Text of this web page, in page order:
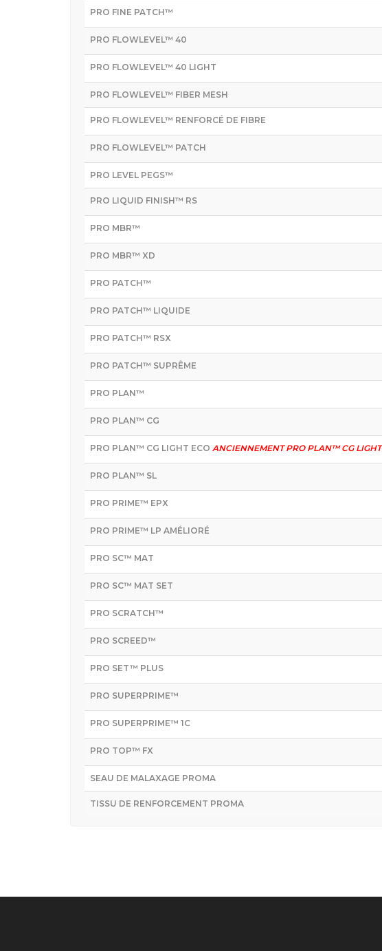
PRO FINE PATCH™
PRO FLOWLEVEL™ 40
PRO FLOWLEVEL™ 40 LIGHT
PRO FLOWLEVEL™ FIBER MESH
PRO FLOWLEVEL™ RENFORCÉ DE FIBRE
PRO FLOWLEVEL™ PATCH
PRO LEVEL PEGS™
PRO LIQUID FINISH™ RS
PRO MBR™
PRO MBR™ XD
PRO PATCH™
PRO PATCH™ LIQUIDE
PRO PATCH™ RSX
PRO PATCH™ SUPRÊME
PRO PLAN™
PRO PLAN™ CG
PRO PLAN™ CG LIGHT ECO ANCIENNEMENT PRO PLAN™ CG LIGHT
PRO PLAN™ SL
PRO PRIME™ EPX
PRO PRIME™ LP AMÉLIORÉ
PRO SC™ MAT
PRO SC™ MAT SET
PRO SCRATCH™
PRO SCREED™
PRO SET™ PLUS
PRO SUPERPRIME™
PRO SUPERPRIME™ 1C
PRO TOP™ FX
SEAU DE MALAXAGE PROMA
TISSU DE RENFORCEMENT PROMA